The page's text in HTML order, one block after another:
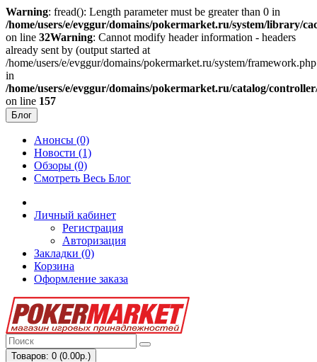
Warning: fread(): Length parameter must be greater than 0 in
/home/users/e/evggur/domains/pokermarket.ru/system/library/
on line 32Warning: Cannot modify header information - headers
already sent by (output started at
/home/users/e/evggur/domains/pokermarket.ru/system/
in
/home/users/e/evggur/domains/pokermarket.ru/catalog/
on line 157
Блог
Анонсы (0)
Новости (1)
Обзоры (0)
Смотреть Весь Блог
Личный кабинет
Регистрация
Авторизация
Закладки (0)
Корзина
Оформление заказа
Товаров: 0 (0.00р.)